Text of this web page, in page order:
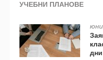
УЧЕБНИ ПЛАНОВЕ
дни